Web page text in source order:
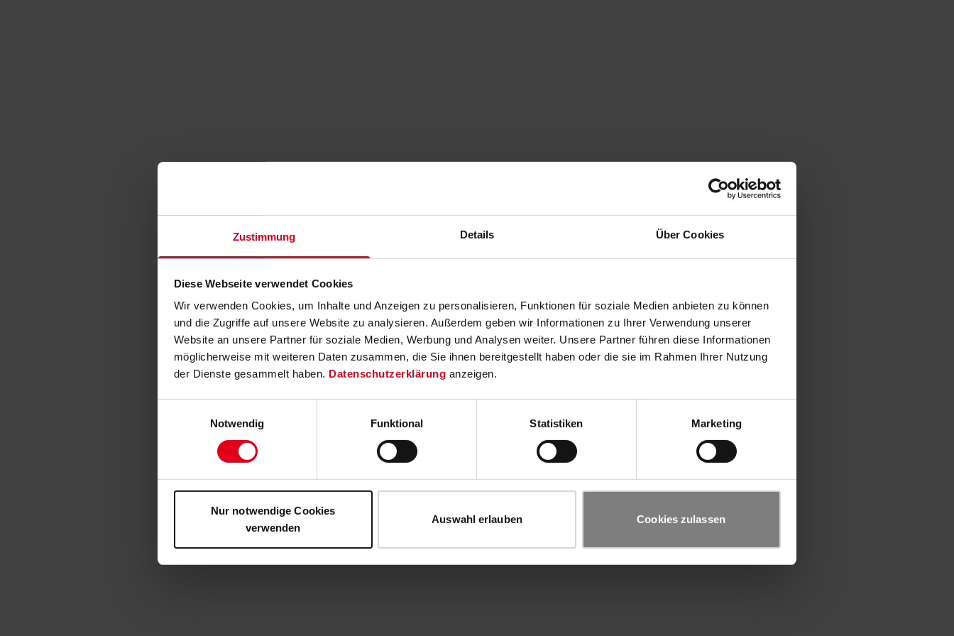
Zustimmung Details Über Cookies
Diese Webseite verwendet Cookies
Wir verwenden Cookies, um Inhalte und Anzeigen zu personalisieren, Funktionen für soziale Medien anbieten zu können
und die Zugriffe auf unsere Website zu analysieren. Außerdem geben wir Informationen zu Ihrer Verwendung unserer
Website an unsere Partner für soziale Medien, Werbung und Analysen weiter. Unsere Partner führen diese Informationen
möglicherweise mit weiteren Daten zusammen, die Sie ihnen bereitgestellt haben oder die sie im Rahmen Ihrer Nutzung
der Dienste gesammelt haben. Datenschutzerklärung anzeigen.
Notwendig
Funktional Statistiken Marketing
Nur notwendige Cookies
verwenden
Auswahl erlauben Cookies zulassen